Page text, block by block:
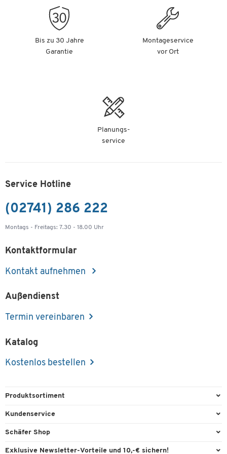
Bis zu 30 Jahre
Garantie
Montageservice
vor Ort
Planungs-
service
Service Hotline
(02741) 286 222
Montags - Freitags: 7.30 - 18.00 Uhr
Kontaktformular
Kontakt aufnehmen
Außendienst
Termin vereinbaren
Katalog
Kostenlos bestellen
Produktsortiment
Büroausstattung
Kundenservice
Direktbestellung
Schäfer Shop
Services & Leistungen
Exklusive Newsletter-Vorteile und 10,-€ sichern!